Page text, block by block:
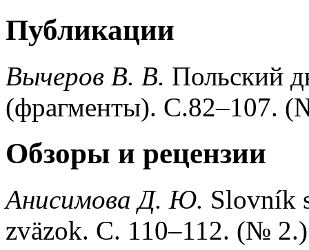
Публикации
Вычеров В. В. Польский
(фрагменты). С.82–107.
Обзоры и рецензии
Анисимова Д. Ю. Slovník
zväzok. С. 110–112. (№ 2.)